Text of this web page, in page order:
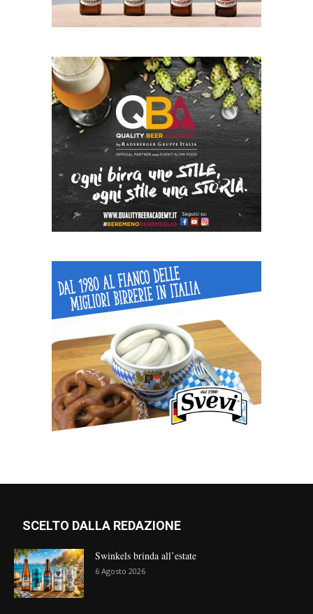
SCELTO DALLA REDAZIONE
Swinkels brinda all’estate
6 Agosto 2026